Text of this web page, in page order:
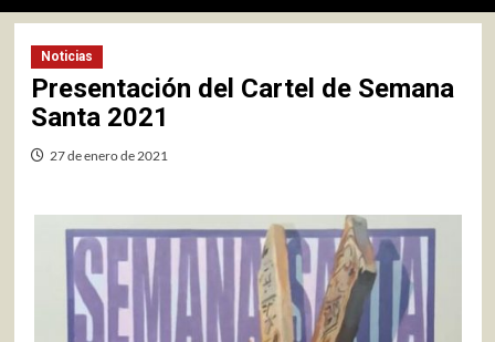
Noticias
Presentación del Cartel de Semana
Santa 2021
27 de enero de 2021